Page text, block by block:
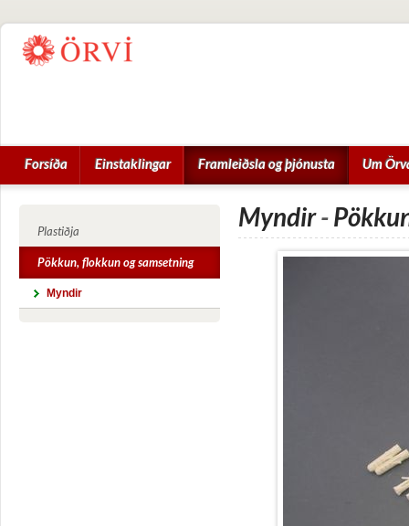
Myndir-
Forsíða Einstaklingar Framleiðsla og þjónusta Um
Plastiðja
Pökkun, flokkun og samsetning
Myndir